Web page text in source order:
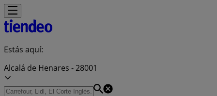
Estás aquí:
Alcalá de Henares - 28001